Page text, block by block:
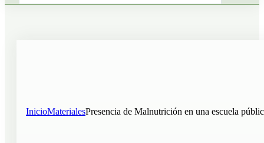
InicioMaterialesPresencia de Malnutrición en una escuela